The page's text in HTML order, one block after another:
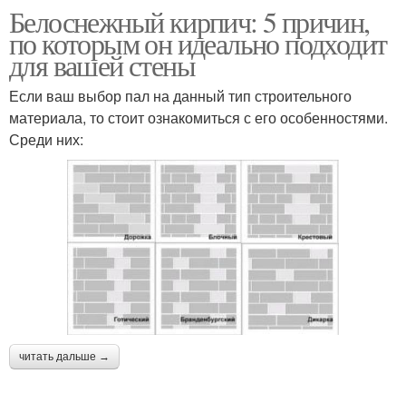
Белоснежный кирпич: 5 причин,
по которым он идеально подходит
для вашей стены
Если ваш выбор пал на данный тип строительного
материала, то стоит ознакомиться с его особенностями.
Среди них:
читать дальше →